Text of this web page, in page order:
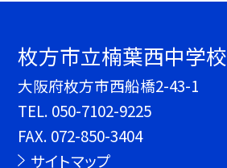
枚方市立楠葉西中学校
大阪府枚方市西船橋2-43-1
TEL. 050-7102-9225
FAX. 072-850-3404
サイトマップ